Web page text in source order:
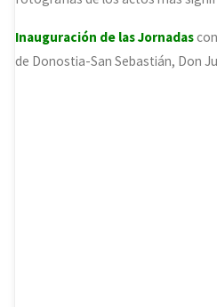
Inauguración de las Jornadas
de Donostia-San Sebastián, Don